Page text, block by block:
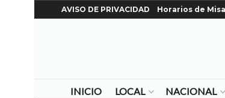
AVISO DE PRIVACIDAD Horarios de
INICIO LOCAL NACIONAL